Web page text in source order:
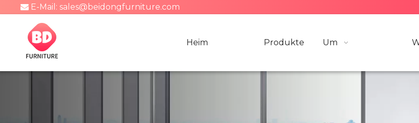
 E-Mail: sales@beidongfurniture.com
Heim Produkte Um